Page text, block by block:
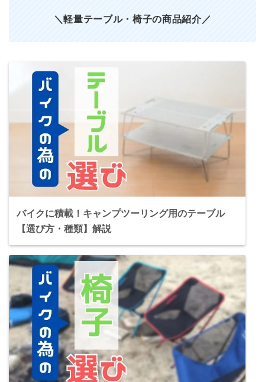
＼軽量テーブル・椅子の商品紹介 ／
バイクに積載！キャンプツーリング用のテーブル
【選び方・種類】解説